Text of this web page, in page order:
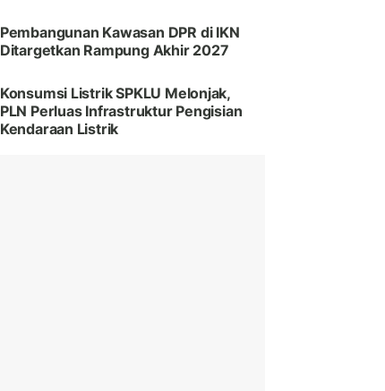
Pembangunan Kawasan DPR di IKN
Ditargetkan Rampung Akhir 2027
Konsumsi Listrik SPKLU Melonjak,
PLN Perluas Infrastruktur Pengisian
Kendaraan Listrik